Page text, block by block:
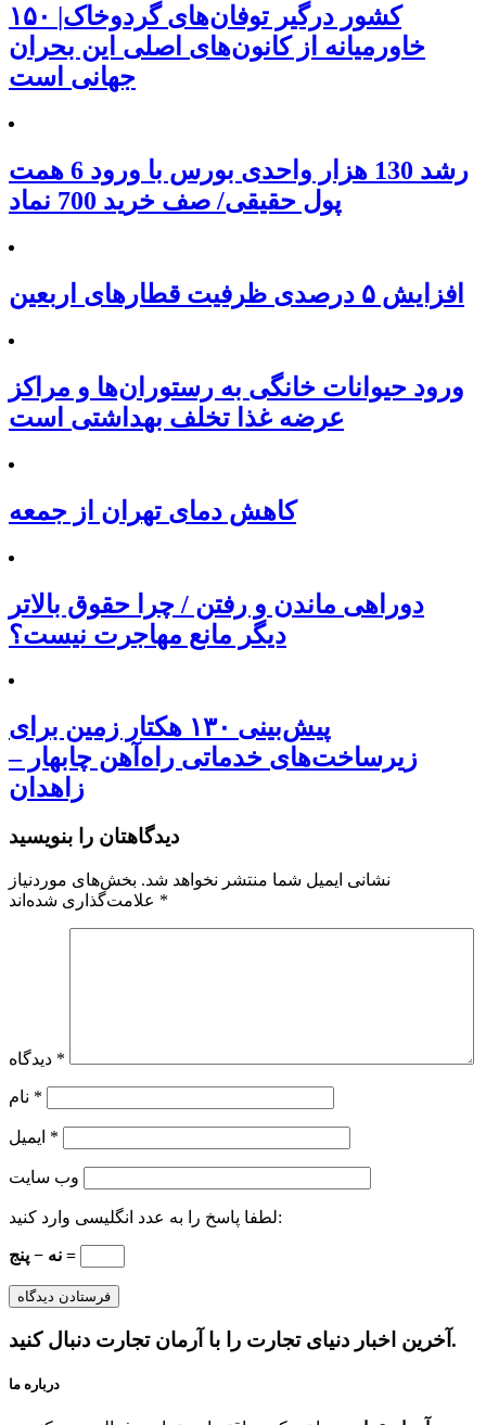
۱۵۰ کشور درگیر توفان‌های گردوخاک|
خاورمیانه از کانون‌های اصلی این بحران
جهانی است
رشد 130 هزار واحدی بورس با ورود 6 همت
پول حقیقی/ صف خرید 700 نماد
افزایش ۵ درصدی ظرفیت قطارهای اربعین
ورود حیوانات خانگی به رستوران‌ها و مراکز
عرضه غذا تخلف بهداشتی است
کاهش دمای تهران از جمعه
دوراهی ماندن و رفتن / چرا حقوق بالاتر
دیگر مانع مهاجرت نیست؟
پیش‌بینی ۱۳۰ هکتار زمین برای
زیرساخت‌های خدماتی راه‌آهن چابهار –
زاهدان
دیدگاهتان را بنویسید
نشانی ایمیل شما منتشر نخواهد شد. بخش‌های موردنیاز
*
*
*
*
وب‌ سایت
لطفا پاسخ را به عدد انگلیسی وارد کنید:
نه − پنج =
آخرین اخبار دنیای تجارت را با آرمان تجارت دنبال کنید.
درباره ما